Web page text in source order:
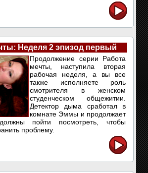
Неделя 2 эпизод первый
Продолжение серии Работа
мечты, наступила вторая
рабочая неделя, а вы все
также исполняете роль
смотрителя в женском
студенческом общежитии.
Детектор дыма сработал в
комнате Эммы и продолжает
пойти посмотреть, чтобы
проблему.